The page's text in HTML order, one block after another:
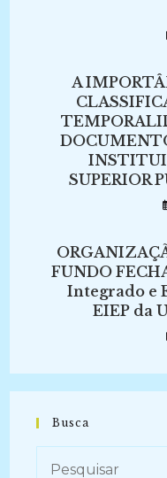
A
SUPERIOR
FUNDO
Integrado e
EIEP da
Busca